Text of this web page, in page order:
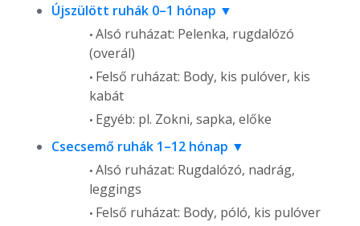
Újszülött ruhák 0–1 hónap
Alsó ruházat: Pelenka, rugdalózó
(overál)
Felső ruházat: Body, kis pulóver, kis
kabát
Egyéb: pl. Zokni, sapka, előke
Csecsemő ruhák 1–12 hónap
Alsó ruházat: Rugdalózó, nadrág,
leggings
Felső ruházat: Body, póló, kis pulóver